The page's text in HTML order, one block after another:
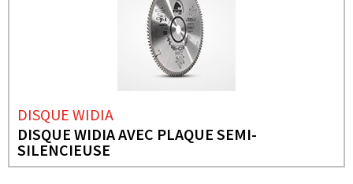
DISQUE WIDIA
DISQUE WIDIA AVEC PLAQUE SEMI-
SILENCIEUSE